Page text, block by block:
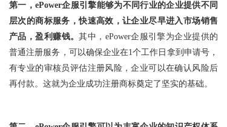
第一，ePower企服引擎能够为不同行业的企业提供不同
层次的商标服务，快速高效，让企业尽早进入市场销售
产品，盈利赚钱。其中，ePower企服引擎为企业提供的
普通注册服务，可以确保企业在1个工作日拿到申请号，
有专业的审核员评估注册风险，企业可以在确认风险后
再付款。这就为企业成功注册商标奠定了坚实的基础。